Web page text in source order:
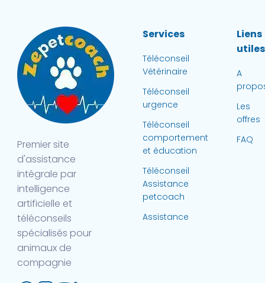
Premier site
d'assistance
intégrale par
intelligence
artificielle et
téléconseils
spécialisés pour
animaux de
compagnie
Services
Téléconseil
Vétérinaire
Téléconseil
urgence
Téléconseil
comportement
et éducation
Téléconseil
Assistance
petcoach
Assistance
Liens
utiles
A
Les
offres
FAQ